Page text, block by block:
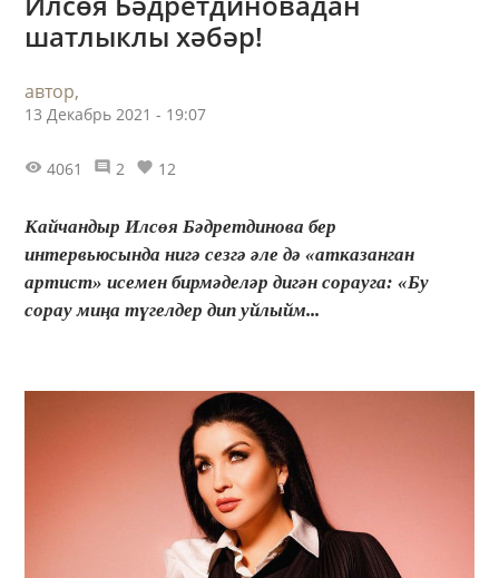
шатлыклы хәбәр!
автор,
13 Декабрь 2021 - 19:07
4061 2 12
Кайчандыр Илсөя Бәдретдинова бер
интервьюсында нигә сезгә әле дә «атказанган
артист» исемен бирмәделәр дигән сорауга: «Бу
сорау миңа түгелдер дип уйлыйм...